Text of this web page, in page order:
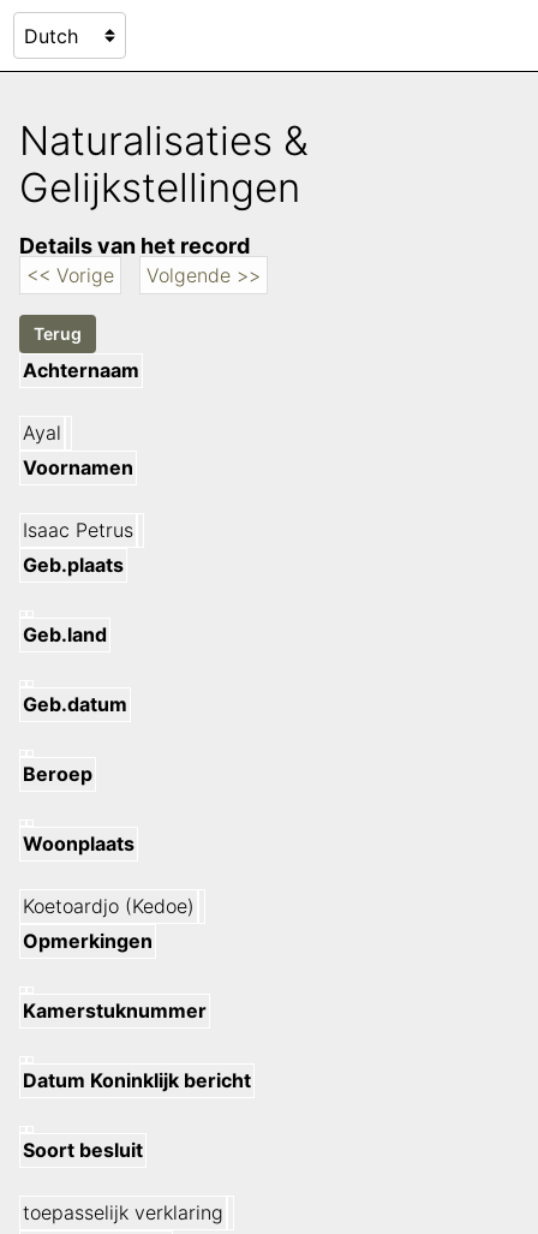
Naturalisaties &
Gelijkstellingen
Details van het record
<< Vorige Volgende >>
Achternaam
Ayal
Voornamen
Isaac Petrus
Geb.plaats
Geb.land
Geb.datum
Beroep
Woonplaats
Koetoardjo (Kedoe)
Opmerkingen
Kamerstuknummer
Datum Koninklijk bericht
Soort besluit
toepasselijk verklaring